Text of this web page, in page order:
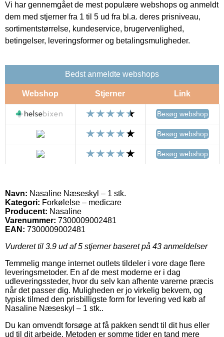
Vi har gennemgået de mest populære webshops og anmeldt
dem med stjerner fra 1 til 5 ud fra bl.a. deres prisniveau,
sortimentstørrelse, kundeservice, brugervenlighed,
betingelser, leveringsformer og betalingsmuligheder.
Bedst anmeldte webshops
Webshop Stjerner Link
Besøg webshop
Besøg webshop
Besøg webshop
Navn: Nasaline Næseskyl – 1 stk.
Kategori: Forkølelse – medicare
Producent: Nasaline
Varenummer: 7300009002481
EAN: 7300009002481
Vurderet til 3.9 ud af 5 stjerner baseret på 43 anmeldelser
Temmelig mange internet outlets tildeler i vore dage flere
leveringsmetoder. En af de mest moderne er i dag
udleveringssteder, hvor du selv kan afhente varerne præcis
når det passer dig. Muligheden er jo virkelig bekvem, og
typisk tilmed den prisbilligste form for levering ved køb af
Nasaline Næseskyl – 1 stk..
Du kan omvendt forsøge at få pakken sendt til dit hus eller
ud til dit arbejde. Metoden er somme tider en tand mere